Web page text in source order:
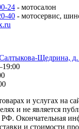
24 - мотосалон
40 - мотосервис,
Щедрина, д.
и услугах на
и не является
РФ. Окончательная
и стоимости